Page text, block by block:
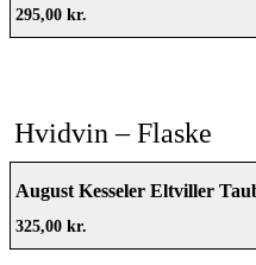
295,00 kr.
Hvidvin – Flaske
August Kesseler Eltviller
2024
325,00 kr.